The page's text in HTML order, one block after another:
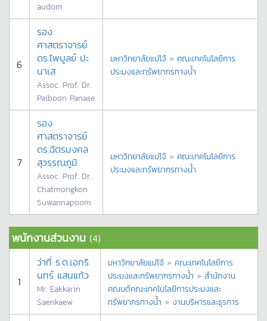
audom
6
รอง
ศาสตราจารย์
ดร.ไพบูลย์ ปะ
นาเส
Assoc. Prof. Dr.
Paiboon Panase
มหาวิทยาลัยแม่โจ้ » คณะเทคโนโลยีการ
ประมงและทรัพยากรทางน้ำ
7
รอง
ศาสตราจารย์
ดร.ฉัตรมงคล
สุวรรณภูมิ
Assoc. Prof. Dr.
Chatmongkon
Suwannapoom
มหาวิทยาลัยแม่โจ้ » คณะเทคโนโลยีการ
ประมงและทรัพยากรทางน้ำ
พนักงานส่วนงาน (4)
1
ว่าที่ ร.ต.เอกริ
นทร์ แสนแก้ว
Mr. Eakkarin
Saenkaew
มหาวิทยาลัยแม่โจ้ » คณะเทคโนโลยีการ
ประมงและทรัพยากรทางน้ำ » สำนักงาน
คณบดีคณะเทคโนโลยีการประมงและ
ทรัพยากรทางน้ำ » งานบริหารและธุรการ